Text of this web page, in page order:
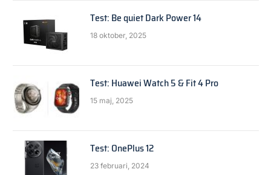
Test: Be quiet Dark Power 14
18 oktober, 2025
Test: Huawei Watch 5 & Fit 4 Pro
15 maj, 2025
Test: OnePlus 12
23 februari, 2024